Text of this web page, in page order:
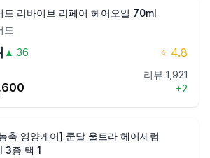
드 리바이브 리페어 헤어오일 70ml
드
▲ 36 ⭐ 4.8
리뷰 1,921
+2
축 영양케어] 쿤달 울트라 헤어세럼
3종 택 1